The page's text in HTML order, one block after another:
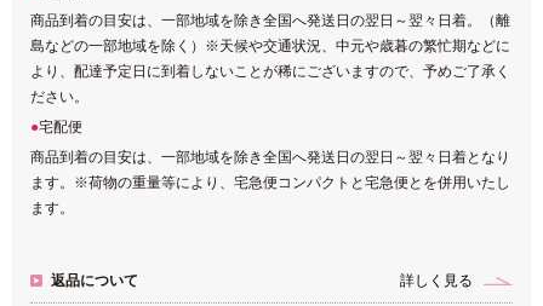
商品到着の目安は、一部地域を除き全国へ発送日の翌日～翌々日着。（離
島などの一部地域を除く）※天候や交通状況、中元や歳暮の繁忙期などに
より、配達予定日に到着しないことが稀にございますので、予めご了承く
ださい。
宅配便
商品到着の目安は、一部地域を除き全国へ発送日の翌日～翌々日着となり
ます。※荷物の重量等により、宅急便コンパクトと宅急便とを併用いたし
ます。
返品について 詳しく見る